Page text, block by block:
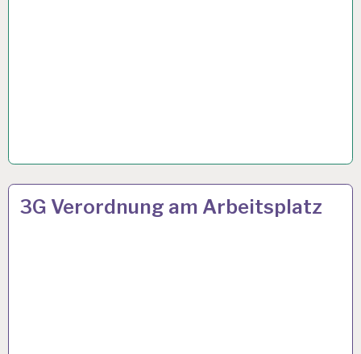
ARBEIT
UND
3G Verordnung am Arbeitsplatz
26 OKT. 2021